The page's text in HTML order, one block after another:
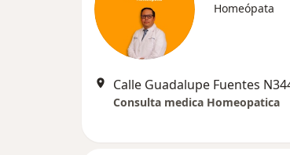
Homeópata
Consulta medica Homeopatica